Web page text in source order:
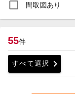
間取図あり
55件
すべて選択 chevron_right